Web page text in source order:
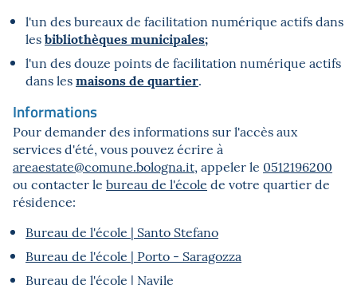
l'un des bureaux de facilitation numérique actifs dans
lesbibliothèques municipales;
l'un des douze points de facilitation numérique actifs
dans lesmaisons de quartier.
Informations
Pour demander des informations sur l'accès aux
services d'été, vous pouvez écrire à
areaestate@comune.bologna.it, appeler le 0512196200
ou contacter le bureau de l'école de votre quartier de
résidence:
Bureau de l'école | Santo Stefano
Bureau de l'école | Porto - Saragozza
Bureau de l'école | Navile